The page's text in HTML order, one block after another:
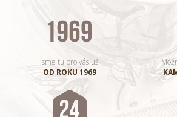
Jsme tu pro vás už
OD ROKU 1969